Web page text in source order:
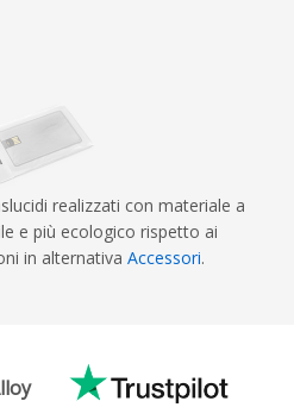
realizzati con materiale a
e più ecologico rispetto ai
in alternativa Accessori.